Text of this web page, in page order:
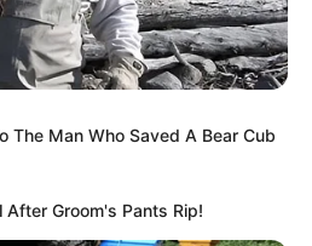
The Man Who Saved A Bear Cub
Groom's Pants Rip!